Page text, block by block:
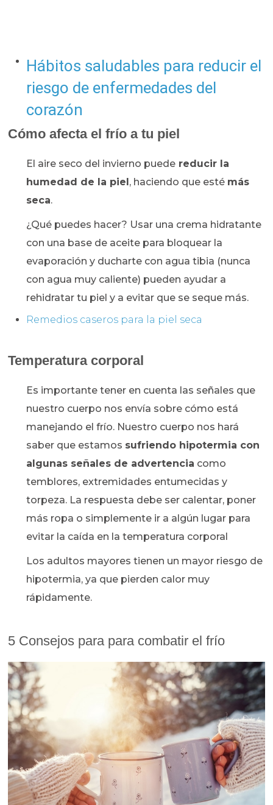
Hábitos saludables para reducir el
riesgo de enfermedades del
corazón
Cómo afecta el frío a tu piel
El aire seco del invierno puede reducir la
humedad de la piel , haciendo que esté más
seca.
¿Qué puedes hacer? Usar una crema hidratante
con una base de aceite para bloquear la
evaporación y ducharte con agua tibia (nunca
con agua muy caliente) pueden ayudar a
rehidratar tu piel y a evitar que se seque más.
Remedios caseros para la piel seca
Temperatura corporal
Es importante tener en cuenta las señales que
nuestro cuerpo nos envía sobre cómo está
manejando el frío. Nuestro cuerpo nos hará
saber que estamos sufriendo hipotermia con
algunas señales de advertencia como
temblores, extremidades entumecidas y
torpeza. La respuesta debe ser calentar, poner
más ropa o simplemente ir a algún lugar para
evitar la caída en la temperatura corporal
Los adultos mayores tienen un mayor riesgo de
hipotermia, ya que pierden calor muy
rápidamente.
5 Consejos para para combatir el frío